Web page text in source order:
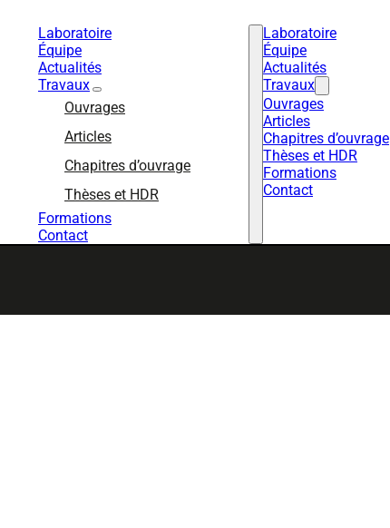
Laboratoire
Équipe
Actualités
Travaux
Ouvrages
Articles
Chapitres d’ouvrage
Thèses et HDR
Formations
Contact
Laboratoire
Équipe
Actualités
Travaux
Ouvrages
Articles
Chapitres d’ouvrage
Thèses et HDR
Formations
Contact